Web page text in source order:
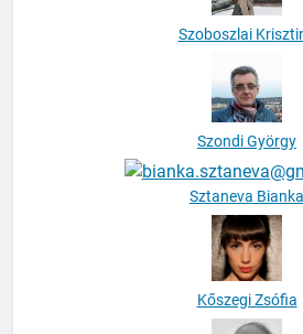
Szondi György
Sztaneva Bianka
Kőszegi Zsófia